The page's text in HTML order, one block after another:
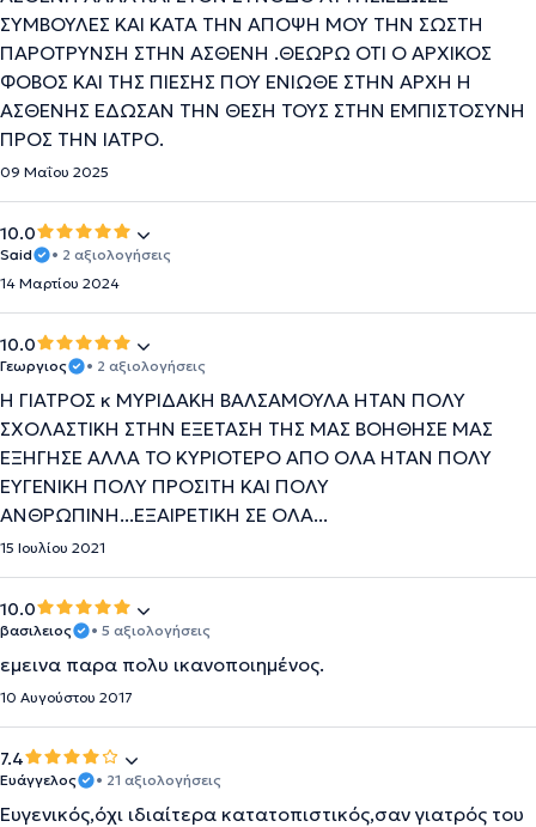
ΣΥΜΒΟΥΛΕΣ ΚΑΙ ΚΑΤΑ ΤΗΝ ΑΠΟΨΗ ΜΟΥ ΤΗΝ ΣΩΣΤΗ
ΠΑΡΟΤΡΥΝΣΗ ΣΤΗΝ ΑΣΘΕΝΗ .ΘΕΩΡΩ ΟΤΙ Ο ΑΡΧΙΚΟΣ
ΦΟΒΟΣ ΚΑΙ ΤΗΣ ΠΙΕΣΗΣ ΠΟΥ ΕΝΙΩΘΕ ΣΤΗΝ ΑΡΧΗ Η
ΑΣΘΕΝΗΣ ΕΔΩΣΑΝ ΤΗΝ ΘΕΣΗ ΤΟΥΣ ΣΤΗΝ ΕΜΠΙΣΤΟΣΥΝΗ
ΠΡΟΣ ΤΗΝ ΙΑΤΡΟ.
09 Μαΐου 2025
10.0
Said
• 2 αξιολογήσεις
14 Μαρτίου 2024
10.0
Γεωργιος • 2 αξιολογήσεις
H ΓΙΑΤΡΟΣ κ ΜΥΡΙΔΑΚΗ ΒΑΛΣΑΜΟΥΛΑ ΗΤΑΝ ΠΟΛΥ
ΣΧΟΛΑΣΤΙΚΗ ΣΤΗΝ ΕΞΕΤΑΣΗ ΤΗΣ ΜΑΣ ΒΟΗΘΗΣΕ ΜΑΣ
ΕΞΗΓΗΣΕ ΑΛΛΑ ΤΟ ΚΥΡΙΟΤΕΡΟ ΑΠΟ ΟΛΑ ΗΤΑΝ ΠΟΛΥ
ΕΥΓΕΝΙΚΗ ΠΟΛΥ ΠΡΟΣΙΤΗ ΚΑΙ ΠΟΛΥ
ΑΝΘΡΩΠΙΝΗ...ΕΞΑΙΡΕΤΙΚΗ ΣΕ ΟΛΑ...
15 Ιουλίου 2021
10.0
βασιλειος • 5 αξιολογήσεις
εμεινα παρα πολυ ικανοποιημένος.
10 Αυγούστου 2017
7.4
Ευάγγελος • 21 αξιολογήσεις
Ευγενικός,όχι ιδιαίτερα κατατοπιστικός,σαν γιατρός του